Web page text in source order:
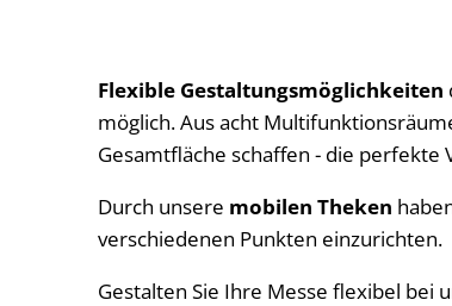
Flexible Gestaltungsmöglichkeiten
möglich. Aus acht
Gesamtfläche schaffen - die perfekte
Durch unsere mobilen Theken
verschiedenen Punkten einzurichten.
Gestalten Sie Ihre Messe flexibel bei